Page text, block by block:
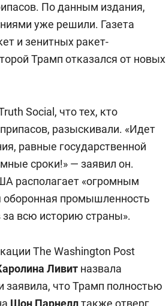
По данным издания,
уже решили. Газета
и зенитных ракет-
Трамп отказался от новых
Social, что тех, кто
разыскивали. «Идет
равные государственной
сроки!» — заявил он.
располагает «огромным
оборонная промышленность
всю историю страны».
The Washington Post
Ливит назвала
заявила, что Трамп полностью
Шон Парнеллтакже отверг